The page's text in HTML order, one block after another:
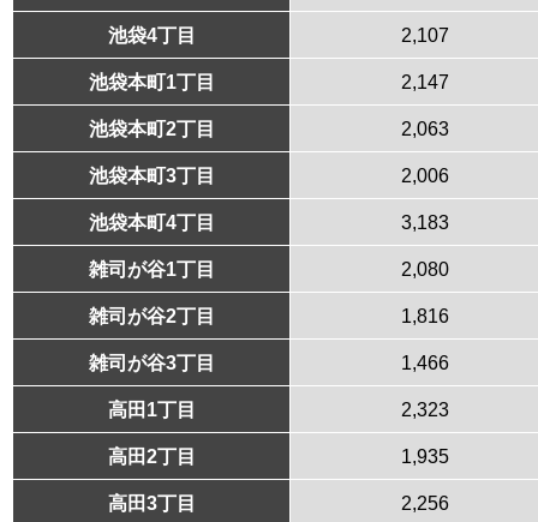
池袋4丁目 2,107
池袋本町1丁目 2,147
池袋本町2丁目 2,063
池袋本町3丁目 2,006
池袋本町4丁目 3,183
雑司が谷1丁目 2,080
雑司が谷2丁目 1,816
雑司が谷3丁目 1,466
高田1丁目 2,323
高田2丁目 1,935
高田3丁目 2,256